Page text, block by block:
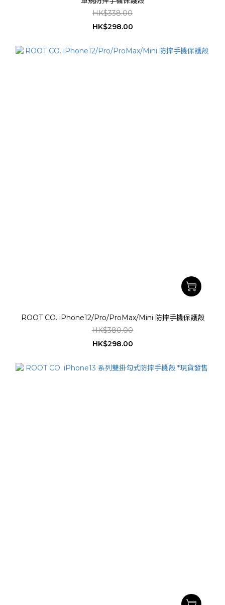
HK$338.00
HK$298.00
ROOT CO. iPhone12/Pro/ProMax/Mini 防摔手機保護殼
HK$380.00
HK$298.00